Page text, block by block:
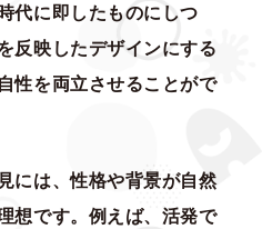
代に即したものにしつ
反映したデザインにする
性を両立させることがで
には、性格や背景が自然
想です。例えば、活発で